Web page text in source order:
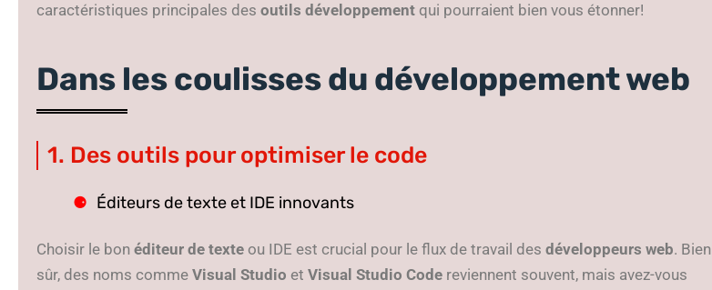
caractéristiques principales des outils développement qui pourraient bien vous étonner!
Dans les coulisses du développement web
1. Des outils pour optimiser le code
Éditeurs de texte et IDE innovants
Choisir le bon éditeur de texte ou IDE est crucial pour le flux de travail des développeurs web. Bien
sûr, des noms comme Visual Studio et Visual Studio Code reviennent souvent, mais avez-vous